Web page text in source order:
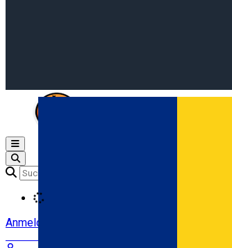
Open main menu
Anmeldung